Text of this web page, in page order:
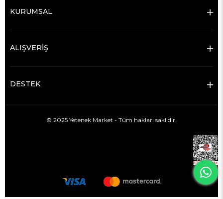
KURUMSAL
ALIŞVERİŞ
DESTEK
© 2025 Yetenek Market - Tüm hakları saklıdır.